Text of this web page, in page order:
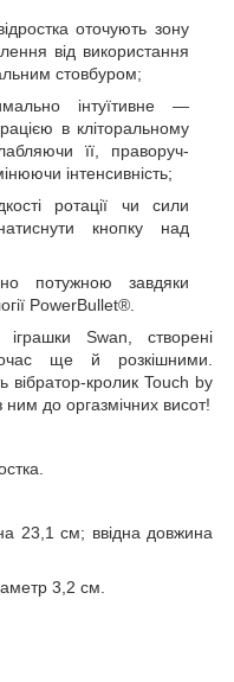
оточують зону
від використання
стовбуром;
інтуїтивне —
в кліторальному
її, праворуч-
інтенсивність;
ротації чи сили
кнопку над
потужною завдяки
PowerBullet®.
Swan, створені
ще й розкішними.
вібратор-кролик Touch by
до оргазмічних висот!
23,1 см; ввідна довжина
3,2 см.